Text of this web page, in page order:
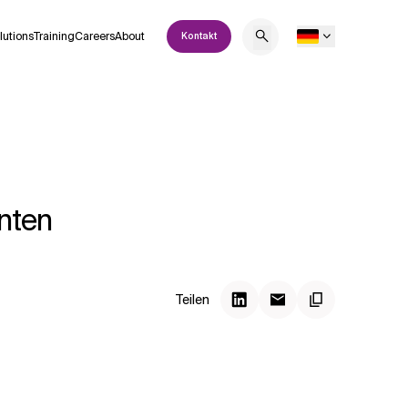
TrainingCareersAbout Kontakt
Teilen